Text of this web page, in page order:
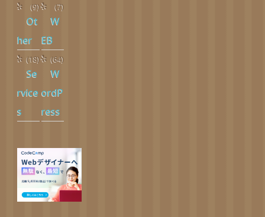
Ot
her
(9)
Se
rvice
s
(18)
W
EB
(7)
W
ordP
ress
(64)